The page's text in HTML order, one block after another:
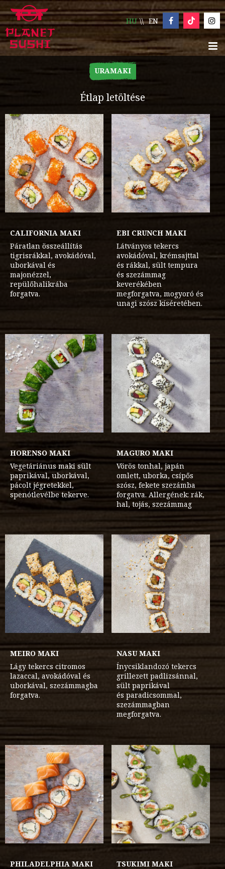
HU EN
URAMAKI
Étlap letöltése
CALIFORNIA MAKI
Páratlan összeállítás
tigrisrákkal, avokádóval,
uborkával és
majonézzel,
repülőhalikrába
forgatva.
EBI CRUNCH MAKI
Látványos tekercs
avokádóval, krémsajttal
és rákkal, sült tempura
és szezámmag
keverékében
megforgatva, mogyoró és
unagi szósz kíséretében.
HORENSO MAKI
Vegetáriánus maki sült
paprikával, uborkával,
pácolt jégretekkel,
spenótlevélbe tekerve.
MAGURO MAKI
Vörös tonhal, japán
omlett, uborka, csípős
szósz, fekete szezámba
forgatva. Allergének: rák,
hal, tojás, szezámmag
MEIRO MAKI
Lágy tekercs citromos
lazaccal, avokádóval és
uborkával, szezámmagba
forgatva.
NASU MAKI
Ínycsiklandozó tekercs
grillezett padlizsánnal,
sült paprikával
és paradicsommal,
szezámmagban
megforgatva.
PHILADELPHIA MAKI
TSUKIMI MAKI